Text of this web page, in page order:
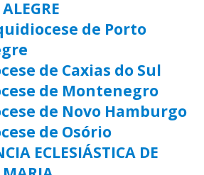
de Porto
de Caxias do Sul
de Montenegro
de Novo Hamburgo
de Osório
ECLESIÁSTICA DE